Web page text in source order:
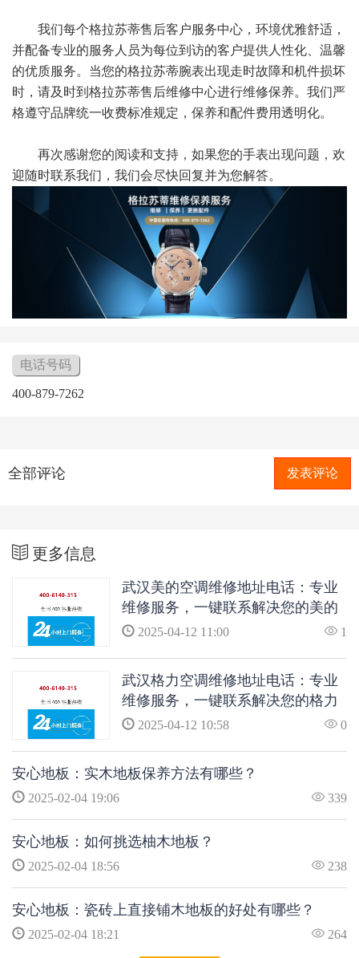
我们每个格拉苏蒂售后客户服务中心，环境优雅舒适，
并配备专业的服务人员为每位到访的客户提供人性化、温馨
的优质服务。当您的格拉苏蒂腕表出现走时故障和机件损坏
时，请及时到格拉苏蒂售后维修中心进行维修保养。我们严
格遵守品牌统一收费标准规定，保养和配件费用透明化。
再次感谢您的阅读和支持，如果您的手表出现问题，欢
迎随时联系我们，我们会尽快回复并为您解答。
电话号码
400-879-7262
全部评论 发表评论
更多信息
武汉美的空调维修地址电话：专业
维修服务，一键联系解决您的美的
空调问题
2025-04-12 11:00 1
武汉格力空调维修地址电话：专业
维修服务，一键联系解决您的格力
空调问题
2025-04-12 10:58 0
安心地板：实木地板保养方法有哪些？
2025-02-04 19:06 339
安心地板：如何挑选柚木地板？
2025-02-04 18:56 238
安心地板：瓷砖上直接铺木地板的好处有哪些？
2025-02-04 18:21 264